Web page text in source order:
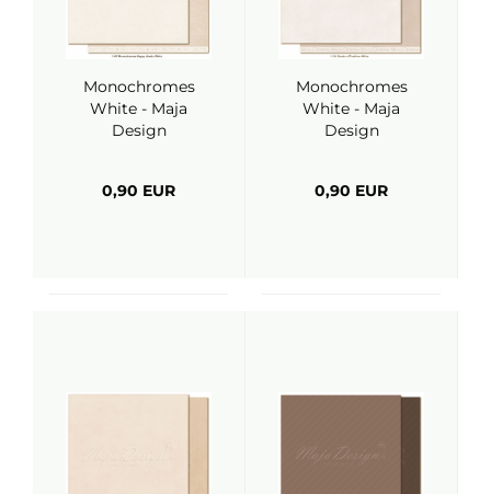
Monochromes
White - Maja
Design
0,90 EUR
Monochromes
White - Maja
Design
0,90 EUR